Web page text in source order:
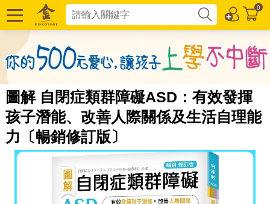
0
圖解 自閉症類群障礙ASD：有效發揮
孩子潛能、改善人際關係及生活自理能
力〔暢銷修訂版〕